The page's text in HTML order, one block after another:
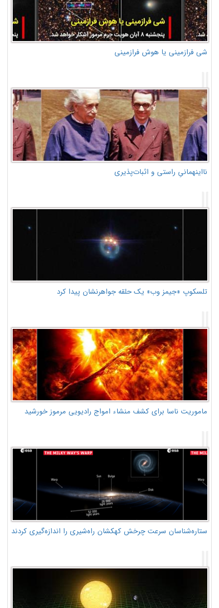
شی فرازمینی یا هوش فرازمینی
نااینهمانیِ راستی و اثبات‌پذیری
تلسکوپ «جیمز وب» یک حلقه جواهرنشان پیدا کرد
ماموریت ناسا برای کشف منشاء امواج رادیویی مرموز خورشید
ستاره‌شناسان سرعت چرخش کهکشان راه‌شیری را اندازه‌گیری کردند